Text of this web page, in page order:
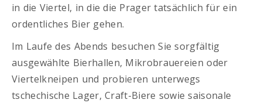
in die Viertel, in die die Prager tatsächlich für ein
ordentliches Bier gehen.
Im Laufe des Abends besuchen Sie sorgfältig
ausgewählte Bierhallen, Mikrobrauereien oder
Viertelkneipen und probieren unterwegs
tschechische Lager, Craft-Biere sowie saisonale